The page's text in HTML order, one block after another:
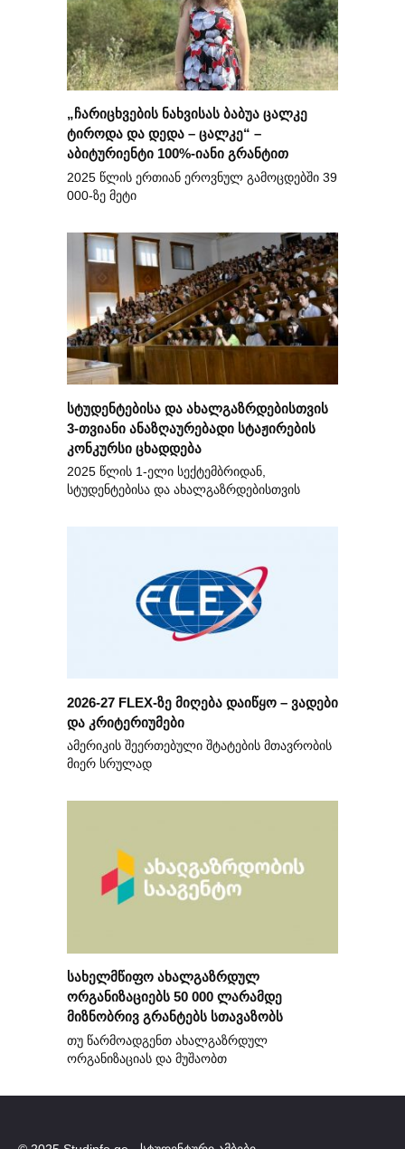
„ჩარიცხვების ნახვისას ბაბუა ცალკე
ტიროდა და დედა – ცალკე“ –
აბიტურიენტი 100%-იანი გრანტით
2025 წლის ერთიან ეროვნულ გამოცდებში 39
000-ზე მეტი
სტუდენტებისა და ახალგაზრდებისთვის
3-თვიანი ანაზღაურებადი სტაჟირების
კონკურსი ცხადდება
2025 წლის 1-ელი სექტემბრიდან,
სტუდენტებისა და ახალგაზრდებისთვის
2026-27 FLEX-ზე მიღება დაიწყო – ვადები
და კრიტერიუმები
ამერიკის შეერთებული შტატების მთავრობის
მიერ სრულად
სახელმწიფო ახალგაზრდულ
ორგანიზაციებს 50 000 ლარამდე
მიზნობრივ გრანტებს სთავაზობს
თუ წარმოადგენთ ახალგაზრდულ
ორგანიზაციას და მუშაობთ